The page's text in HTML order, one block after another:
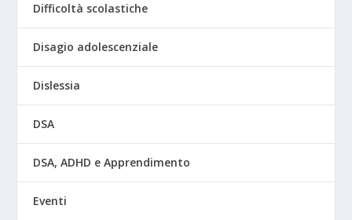
Difficoltà scolastiche
Disagio adolescenziale
Dislessia
DSA
DSA, ADHD e Apprendimento
Eventi